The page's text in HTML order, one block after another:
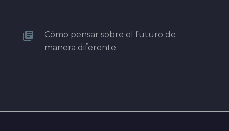
Cómo pensar sobre el futuro de
manera diferente